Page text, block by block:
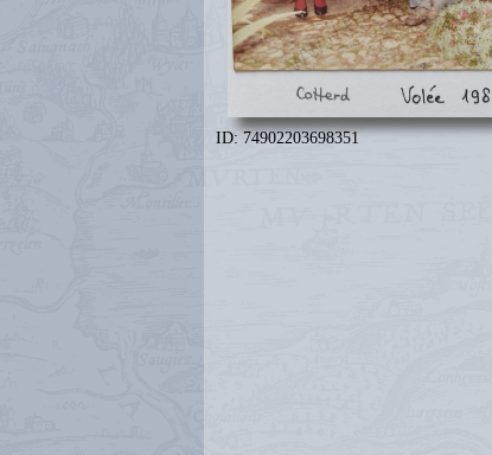
ID: 74902203698351